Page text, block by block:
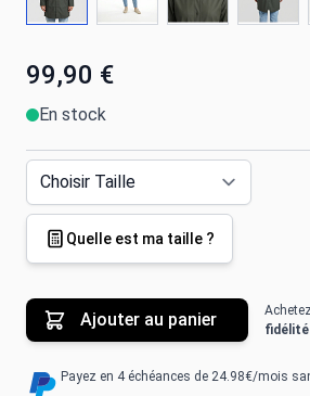
99,90 €
En stock
Quelle est ma taille ?
Ajouter au panier
fidélité
Payez en 4 échéances de 24.98€/mois